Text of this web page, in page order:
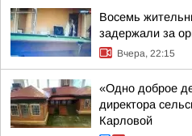
Восемь
задержали за
Вчера, 22:15
«Одно доброе
директора
Карловой